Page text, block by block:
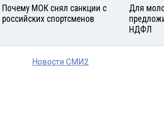
Почему МОК снял санкции с
российских спортсменов
Для
НДФЛ
Новости СМИ2